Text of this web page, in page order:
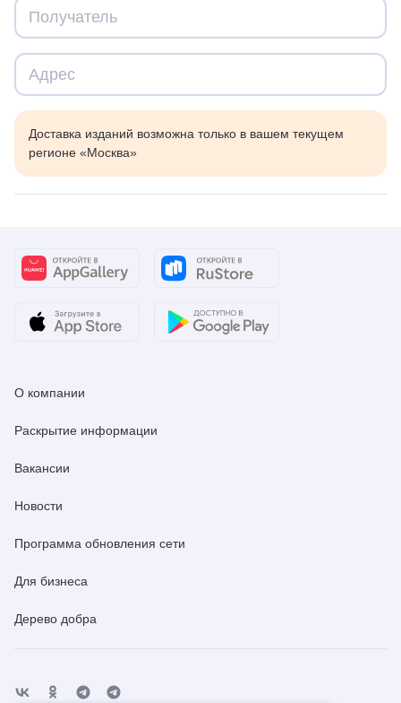
Доставка изданий возможна только в вашем текущем
регионе «Москва»
О компании
Раскрытие информации
Вакансии
Новости
Программа обновления сети
Для бизнеса
Дерево добра